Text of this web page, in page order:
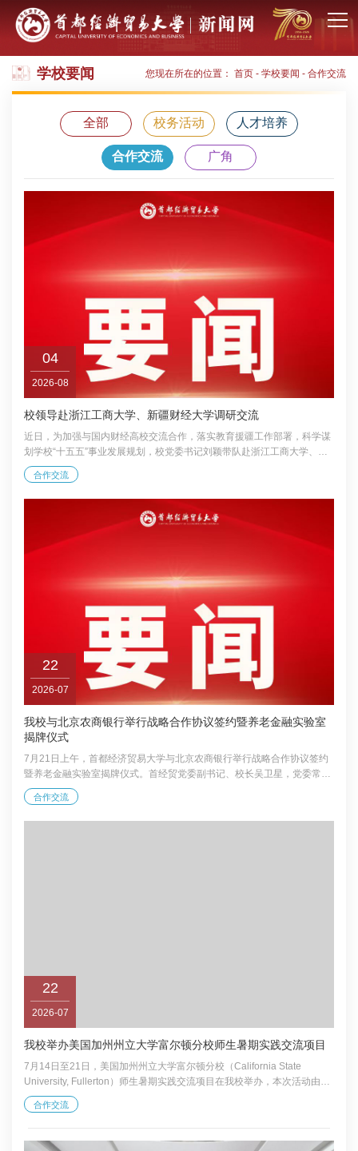
学校要闻 您现在所在的位置： 首页 - 学校要闻 - 合作交流
全部 校务活动 人才培养
合作交流 广角
04
2026-08
校领导赴浙江工商大学、新疆财经大学调研交流
近日，为加强与国内财经高校交流合作，落实教育援疆工作部署，科学谋
划学校“十五五”事业发展规划，校党委书记刘颖带队赴浙江工商大学、新
疆财经大学调研交流。 在浙江工商大学调研期间，刘颖一行先后参观了校
史馆及科创大楼，实地考察了办学成果展、共同富裕统计监测与智能治理
实验室、商业技术应用创新中心、生成式人工智能教育专用大模型“商学智
脑”等平台。双方围绕学科建设、科研创新、人才培养等议题展开深入探
讨，并就建立常态化合作机制达成共识。浙江工商大学党委书记傅关福，
校长王永贵，党委副书记袁金祥，...
合作交流
22
2026-07
我校与北京农商银行举行战略合作协议签约暨养老金融实验室
揭牌仪式
7月21日上午，首都经济贸易大学与北京农商银行举行战略合作协议签约
暨养老金融实验室揭牌仪式。首经贸党委副书记、校长吴卫星，党委常
委、副校长尹志超，北京农商银行党委副书记、行长田晖，党委常委、副
行长魏广慧参加仪式。 签约仪式前，双方举行座谈交流。田晖对我校的到
访表示欢迎，并介绍了北京农商银行经营发展情况。他表示，北京农商银
合作交流
22
2026-07
我校举办美国加州州立大学富尔顿分校师生暑期实践交流项目
7月14日至21日，美国加州州立大学富尔顿分校（California State
University, Fullerton）师生暑期实践交流项目在我校举办，本次活动由国
际学院牵头承办。 交流团师生参观学校校史馆 项目开营仪式上，国际学
院院长刘文川在致辞中代表国际学院对交流团师生的到来表示欢迎，希望
风貌中，读懂真实、立体、全面的中国，努力成为促进两校友谊、增进中
合作交流